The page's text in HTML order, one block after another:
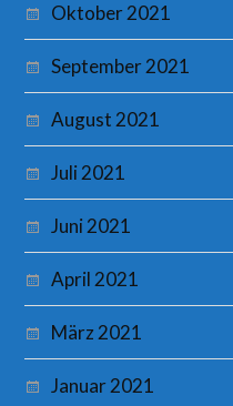
Oktober 2021
September 2021
August 2021
Juli 2021
Juni 2021
April 2021
März 2021
Januar 2021